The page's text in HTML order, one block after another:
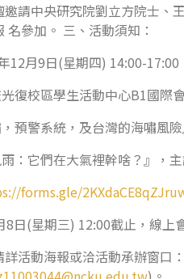
請中央研究院劉立方院士、
參加。 三、活動須知：
12月9日(星期四) 14:00-17:00
復校區學生活動中心B1國際
預警系統，及台灣的海嘯風
：它們在大氣裡幹啥？』，
forms.gle/
8日(星期三) 12:00截止，線上
活動海報或洽活動承辦窗口